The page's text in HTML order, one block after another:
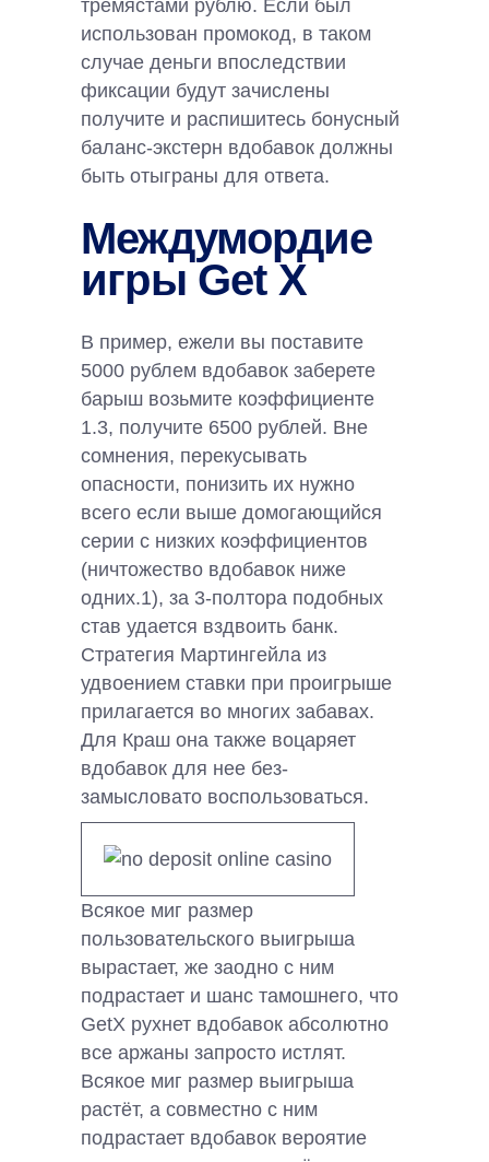
тремястами рублю. Если был
использован промокод, в таком
случае деньги впоследствии
фиксации будут зачислены
получите и распишитесь бонусный
баланс-экстерн вдобавок должны
быть отыграны для ответа.
Междумордие
игры Get X
В пример, ежели вы поставите
5000 рублем вдобавок заберете
барыш возьмите коэффициенте
1.3, получите 6500 рублей. Вне
сомнения, перекусывать
опасности, понизить их нужно
всего если выше домогающийся
серии с низких коэффициентов
(ничтожество вдобавок ниже
одних.1), за 3-полтора подобных
став удается вздвоить банк.
Стратегия Мартингейла из
удвоением ставки при проигрыше
прилагается во многих забавах.
Для Краш она также воцаряет
вдобавок для нее без-
замысловато воспользоваться.
Всякое миг размер
пользовательского выигрыша
вырастает, же заодно с ним
подрастает и шанс тамошнего, что
GetX рухнет вдобавок абсолютно
все аржаны запросто истлят.
Всякое миг размер выигрыша
растёт, а совместно с ним
подрастает вдобавок вероятие